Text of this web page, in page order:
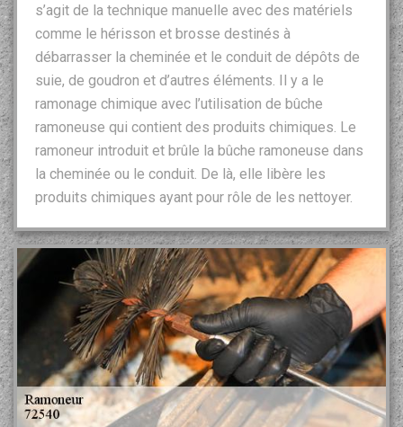
s’agit de la technique manuelle avec des matériels
comme le hérisson et brosse destinés à
débarrasser la cheminée et le conduit de dépôts de
suie, de goudron et d’autres éléments. Il y a le
ramonage chimique avec l’utilisation de bûche
ramoneuse qui contient des produits chimiques. Le
ramoneur introduit et brûle la bûche ramoneuse dans
la cheminée ou le conduit. De là, elle libère les
produits chimiques ayant pour rôle de les nettoyer.